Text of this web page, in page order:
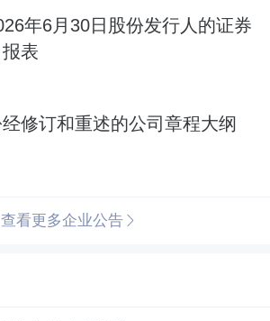
年6月30日股份发行人的证券
表
修订和重述的公司章程大纲
查看更多企业公告